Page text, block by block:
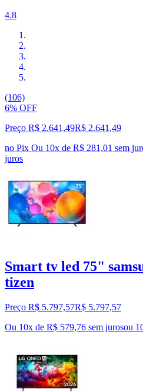
4.8
(106)
6% OFF
Preço R$ 2.641,49R$ 2.641 ,49
no Pix Ou 10x de R$ 281,01 sem
juros
Smart tv led 75"
tizen
Preço R$ 5.797,57R$ 5.797,57
Ou 10x de R$ 579,76 sem jurosou